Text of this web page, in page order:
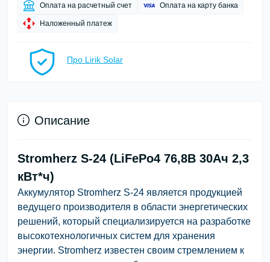
Оплата на расчетный счет Оплата на карту банка
Наложенный платеж
Про Lirik Solar
Описание
Stromherz S-24 (LiFePo4 76,8В 30Ач 2,3
кВт*ч)
Аккумулятор Stromherz S-24 является продукцией
ведущего производителя в области энергетических
решений, который специализируется на разработке
высокотехнологичных систем для хранения
энергии. Stromherz известен своим стремлением к